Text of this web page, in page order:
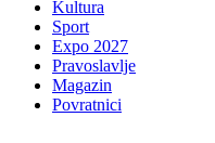
Kultura
Sport
Expo 2027
Pravoslavlje
Magazin
Povratnici